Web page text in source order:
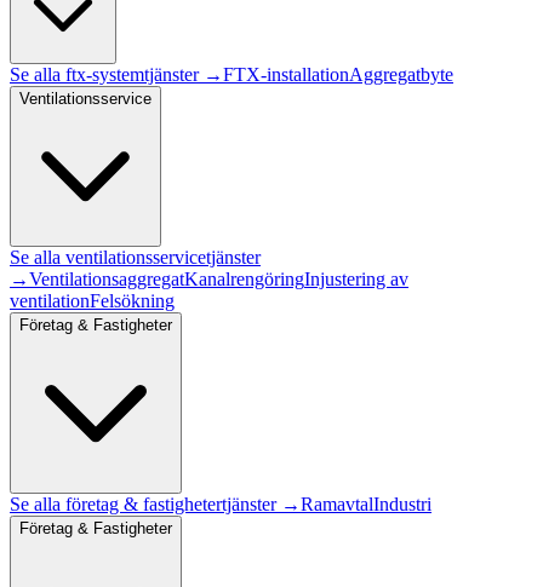
Se alla ftx-systemtjänster →FTX-installationAggregatbyte
Ventilationsservice
Se alla ventilationsservicetjänster
→VentilationsaggregatKanalrengöringInjustering av
ventilationFelsökning
Företag & Fastigheter
Se alla företag & fastighetertjänster →RamavtalIndustri
Företag & Fastigheter